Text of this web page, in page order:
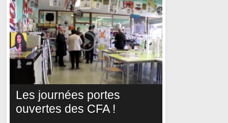
Les journées portes
ouvertes des CFA !